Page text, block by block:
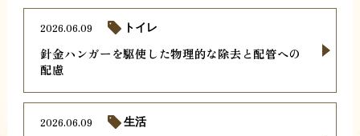
針金ハンガーを駆使した物理的な除去と配管への
配慮
2026.06.09 トイレ
2026.06.09 生活